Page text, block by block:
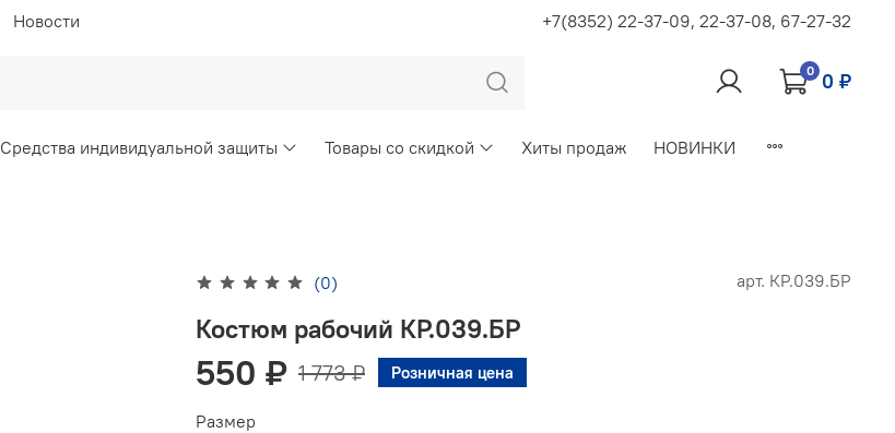
Новости +7(8352) 22-37-09, 22-37-08, 67-27-32
0 0 ₽
Средства индивидуальной защиты Товары со скидкой Хиты продаж НОВИНКИ
(0) арт. КР.039.БР
Костюм рабочий КР.039.БР
550 ₽ 1 773 ₽ Розничная цена
Размер